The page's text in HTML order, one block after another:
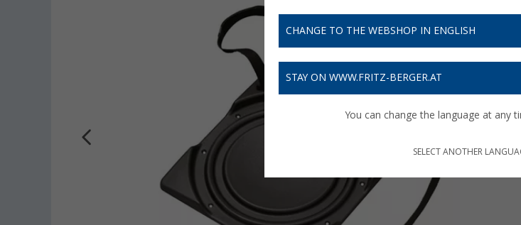
CHANGE TO THE WEBSHOP IN ENGLISH
STAY ON WWW.FRITZ-BERGER.AT
You can change the language at any
SELECT ANOTHER